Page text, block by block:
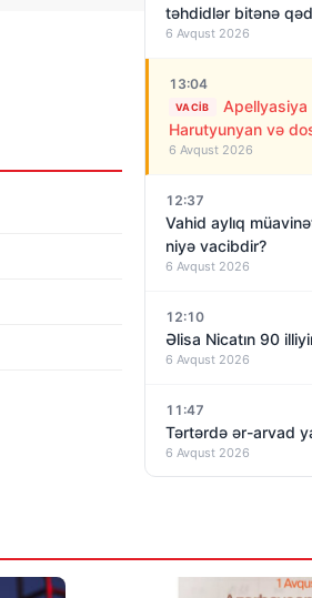
təhdidlər bitənə
deyir
6 Avqust 2026
13:04
VACIB
Apellyasiya
Harutyunyan və
qüvvədə saxladı!
6 Avqust 2026
12:37
Vahid aylıq
niyə vacibdir?
6 Avqust 2026
12:10
Əlisa Nicatın 90
6 Avqust 2026
11:47
Tərtərdə ər-arvad
6 Avqust 2026